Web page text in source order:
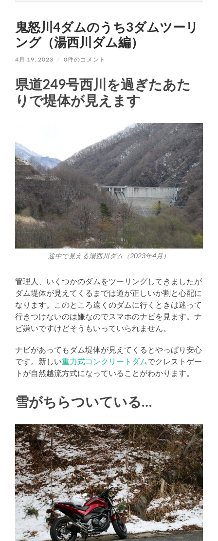
鬼怒川4ダムのうち3ダムツーリ
ング（湯西川ダム編）
4月 19, 2023 / 0件のコメント
県道249号西川を過ぎたあた
りで堤体が見えます
途中で見える湯西川ダム（2023年4月）
管理人、いくつかのダムをツーリングしてきましたが
ダム堤体が見えてくるまでは道が正しいか割と心配に
なります。このところ遠くのダムに行くときは迷って
行きつけないのは嫌なのでスマホのナビを見ます。ナ
ビ嫌いですけどそうもいっていられません。
ナビがあってもダム堤体が見えてくるとやっぱり安心
です。新しい重力式コンクリートダムでクレストゲー
トが自然越流方式になっていることがわかります。
雪がちらついている…